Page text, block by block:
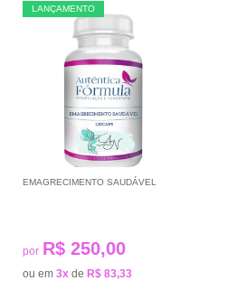
LANÇAMENTO
EMAGRECIMENTO SAUDÁVEL
por R$ 250,00
ou em 3x de R$ 83,33